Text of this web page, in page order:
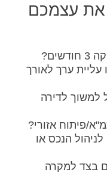
את עצמכם
ערך לאורך
למשוך לדירה
פיתוח אזורי?
הנכס או
בצד למקרה